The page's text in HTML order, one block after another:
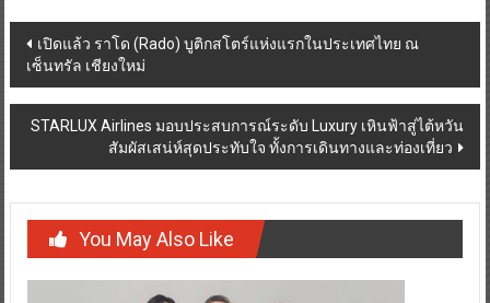
Post
navigation
เปิดแล้ว ราโด (Rado) บูติกสโตร์แห่งแรกในประเทศไทย ณ
เซ็นทรัล เชียงใหม่
STARLUX Airlines มอบประสบการณ์ระดับ Luxury เหินฟ้าสู่ไต้หวัน
สัมผัสเสน่ห์สุดประทับใจ ทั้งการเดินทางและท่องเที่ยว
You May Also Like